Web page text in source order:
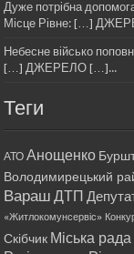
Дуже потрібна
Місце Рівне: […]
Небесне військо
[…] ДЖЕРЕЛО […]...
Теги
АТО Анощенко
Володимирецький
Вараш ДТП
«Житлокомунсервіс»
Скібчик Міська рада